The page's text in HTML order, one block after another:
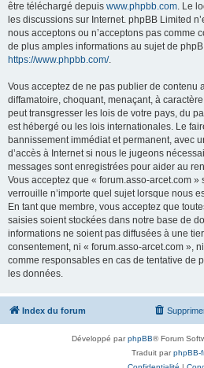
être téléchargé depuis www.phpbb.com. Le
les discussions sur Internet. phpBB Limited
nous acceptons ou n’acceptons pas comme
de plus amples informations au sujet de
https://www.phpbb.com/.
Vous acceptez de ne pas publier de contenu
diffamatoire, choquant, menaçant, à
peut transgresser les lois de votre pays, du
est hébergé ou les lois internationales. Le
bannissement immédiat et permanent, avec
d’accès à Internet si nous le jugeons
messages sont enregistrées pour aider au
Vous acceptez que « forum.asso-arcet.com
verrouille n’importe quel sujet lorsque nous
En tant que membre, vous acceptez que
saisies soient stockées dans notre base de
informations ne soient pas diffusées à une
consentement, ni « forum.asso-arcet.com »,
comme responsables en cas de tentative de
les données.
Index du forum
Développé parphpBB® Forum
Traduit parphpBB-